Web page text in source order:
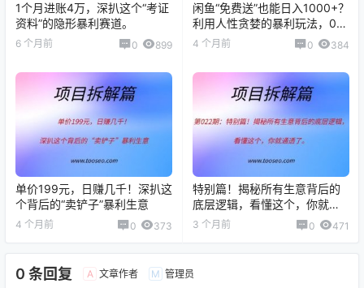
1个月进账4万，深扒这个“考证
资料”的隐形暴利赛道。
6 个月前 0 899
闲鱼“免费送”也能日入1000+？
利用人性贪婪的暴利玩法，0成
本可复制！
4 个月前 0 384
单价199元，日赚几千！深扒这
个背后的“卖铲子”暴利生意
4 个月前 0 373
特别篇！揭秘所有生意背后的
底层逻辑，看懂这个，你就通
透了。
3 个月前 0 471
0 条回复 A 文章作者 M 管理员